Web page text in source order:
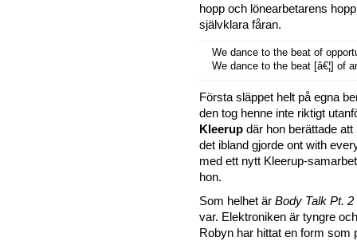
hopp och lönearbetarens
självklara fåran.
We dance to the beat of
We dance to the beat [â€¦] of
Första släppet helt på egna
den tog henne inte riktigt
Kleerup där hon berättade
det ibland gjorde ont with
med ett nytt Kleerup-
hon.
Som helhet är Body Talk Pt. 2
var. Elektroniken är tyngre
Robyn har hittat en form som